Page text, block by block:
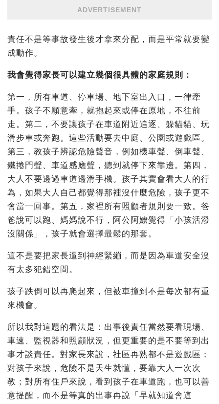
ADVERTISEMENT
責任不是等事故發生後才拿來分配，而是平常就要變
成動作。
我會覺得家長可以建立幾個很具體的家庭規則：
第一，所有車道、停車場、地下室出入口，一律牽
手。孩子不願意牽，就抱起來或停在原地，不往前
走。第二，不要讓孩子在車道附近追逐、躲貓貓、玩
滑步車或奔跑。這些活動要去中庭、公園或遊戲區。
第三，教孩子辨認危險聲音，例如機車聲、倒車聲、
鐵捲門聲、車道感應聲，聽到就停下來靠邊。第四，
大人不要邊過車道邊滑手機。孩子其實會看大人的行
為，如果大人自己都覺得那裡沒什麼危險，孩子更不
會當一回事。第五，家裡所有照顧者規則要一致。爸
爸說可以跑、媽媽說不行，阿公阿嬤覺得「小孩活潑
沒關係」，孩子就會選擇最鬆的那套。
這不是要把家長逼到神經緊繃，而是因為車道安全沒
有太多犯錯空間。
孩子跌倒可以再爬起來，但被車撞到不是每次都有重
來機會。
所以我對這題的看法是：出事後責任當然要看現場、
車速、監視器和照顧狀況，但更重要的是不要等到出
事才談責任。對家長來說，社區再熟都不是遊戲區；
對孩子來說，危險不是天生就懂，要靠大人一次次
教；對所有住戶來說，看到孩子在車道跑，也可以善
意提醒，而不是等真的出事再說「早就知道會這